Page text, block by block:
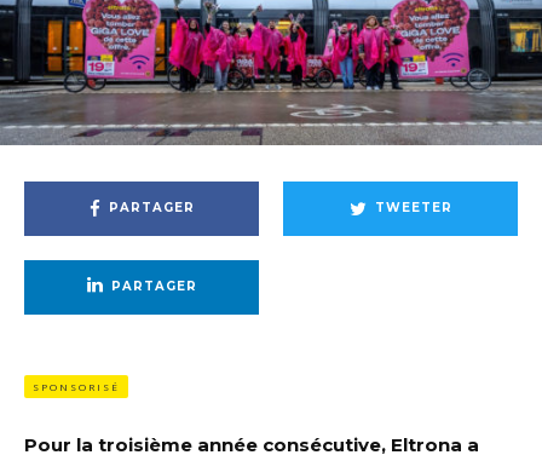
PARTAGER TWEETER
PARTAGER
SPONSORISÉ
Pour la troisième année consécutive, Eltrona a